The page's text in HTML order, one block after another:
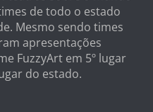
de todo o estado
Mesmo sendo times
apresentações
FuzzyArt em 5º lugar
do estado.